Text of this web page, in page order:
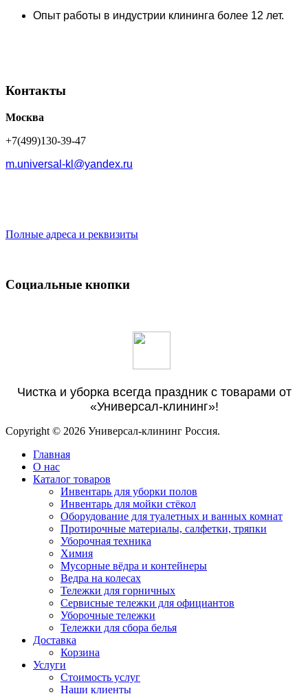
Опыт работы в индустрии клининга более 12 лет.
Контакты
Москва
+7(499)130-39-47
m.universal-kl@yandex.ru
Полные адреса и реквизиты
Социальные кнопки
Чистка и уборка всегда праздник с товарами от
«Универсал-клининг»!
Copyright © 2026 Универсал-клининг Россия.
Главная
О нас
Каталог товаров
Инвентарь для уборки полов
Инвентарь для мойки стёкол
Оборудование для туалетных и ванных комнат
Протирочные материалы, салфетки, тряпки
Уборочная техника
Химия
Мусорные вёдра и контейнеры
Ведра на колесах
Тележки для горничных
Сервисные тележки для официантов
Уборочные тележки
Тележки для сбора белья
Доставка
Корзина
Услуги
Стоимость услуг
Наши клиенты